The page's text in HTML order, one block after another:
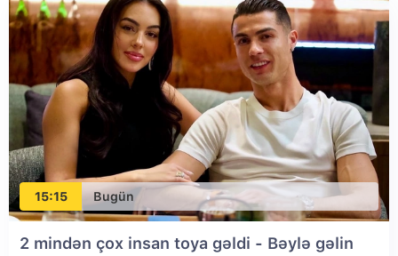
15:15 Bugün
2 mindən çox insan toya gəldi - Bəylə gəlin